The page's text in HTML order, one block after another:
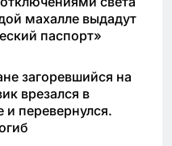
махалле выдадут
паспорт»
загоревшийся на
врезался в
и перевернулся.